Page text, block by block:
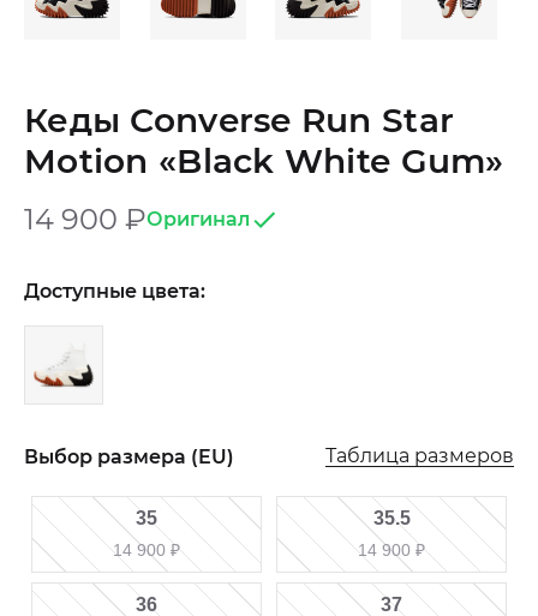
Кеды Converse Run Star
Motion «Black White Gum»
14 900 ₽Оригинал
Доступные цвета:
Выбор размера (EU) Таблица размеров
35
14 900 ₽
35.5
14 900 ₽
36 37